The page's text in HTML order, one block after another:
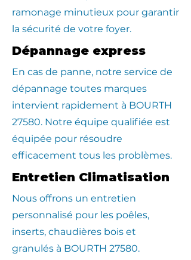
ramonage minutieux pour garantir
la sécurité de votre foyer.
Dépannage express
En cas de panne, notre service de
dépannage toutes marques
intervient rapidement à BOURTH
27580. Notre équipe qualifiée est
équipée pour résoudre
efficacement tous les problèmes.
Entretien Climatisation
Nous offrons un entretien
personnalisé pour les poêles,
inserts, chaudières bois et
granulés à BOURTH 27580.